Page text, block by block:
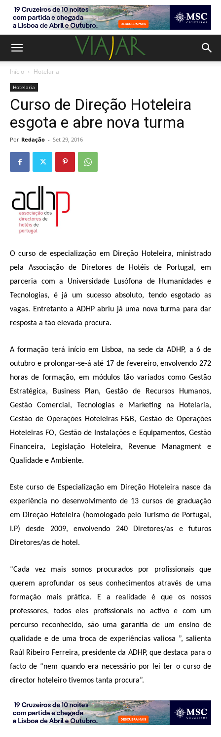
Início Hotelaria
Hotelaria
Curso de Direção Hoteleira
esgota e abre nova turma
Por Redação - Set 29, 2016
O curso de especialização em Direção Hoteleira, ministrado
pela Associação de Diretores de Hotéis de Portugal, em
parceria com a Universidade Lusófona de Humanidades e
Tecnologias, é já um sucesso absoluto, tendo esgotado as
vagas. Entretanto a ADHP abriu já uma nova turma para dar
resposta a tão elevada procura.
A formação terá início em Lisboa, na sede da ADHP, a 6 de
outubro e prolongar-se-á até 17 de fevereiro, envolvendo 272
horas de formação, em módulos tão variados como Gestão
Estratégica, Business Plan, Gestão de Recursos Humanos,
Gestão Comercial, Tecnologias e Marketing na Hotelaria,
Gestão de Operações Hoteleiras F&B, Gestão de Operações
Hoteleiras FO, Gestão de Instalações e Equipamentos, Gestão
Financeira, Legislação Hoteleira, Revenue Managment e
Qualidade e Ambiente.
Este curso de Especialização em Direção Hoteleira nasce da
experiência no desenvolvimento de 13 cursos de graduação
em Direção Hoteleira (homologado pelo Turismo de Portugal,
I.P) desde 2009, envolvendo 240 Diretores/as e futuros
Diretores/as de hotel.
“Cada vez mais somos procurados por profissionais que
querem aprofundar os seus conhecimentos através de uma
formação mais prática. E a realidade é que os nossos
professores, todos eles profissionais no activo e com um
percurso reconhecido, são uma garantia de um ensino de
qualidade e de uma troca de experiências valiosa ”, salienta
Raúl Ribeiro Ferreira, presidente da ADHP, que destaca para o
facto de “nem quando era necessário por lei ter o curso de
director hoteleiro tivemos tanta procura”.